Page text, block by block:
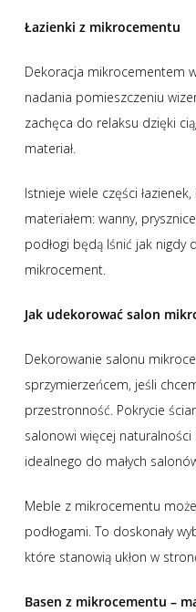
Łazienki z mikrocementu
Dekoracja mikrocementem
nadania pomieszczeniu
zachęca do relaksu dzięki
materiał.
Istnieje wiele części
materiałem: wanny,
podłogi będą lśnić jak nigdy
mikrocement.
Jak udekorować salon
Dekorowanie salonu
sprzymierzeńcem, jeśli
przestronność. Pokrycie
salonowi więcej
idealnego do małych
Meble z mikrocementu
podłogami. To doskonały
które stanowią ukłon w
Basen z mikrocementu –